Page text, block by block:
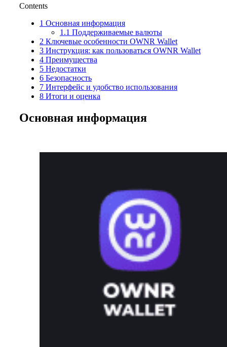
Contents
1 Основная информация
1.1 Поддерживаемые валюты
2 Ключевые особенности OWNR Wallet
3 Инструкция: как пользоваться OWNR Wallet
4 Преимущества
5 Недостатки
6 Безопасность
7 Интерфейс и удобство использования
8 Итоги и оценка
Основная информация